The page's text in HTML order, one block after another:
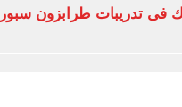
فى تدريبات طرابزون سبور